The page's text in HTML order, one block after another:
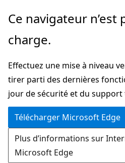
Passer
directement
au
principal
Passer
la
dans
la
page
Ce navigateur n’est
charge.
Effectuez une mise à niveau
tirer parti des dernières
jour de sécurité et du support
Télécharger Microsoft Edge
Plus d’informations sur
Microsoft Edge